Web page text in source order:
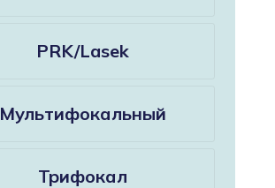
PRK/Lasek
Мультифокальный
Трифокал